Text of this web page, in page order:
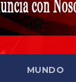
MUNDO